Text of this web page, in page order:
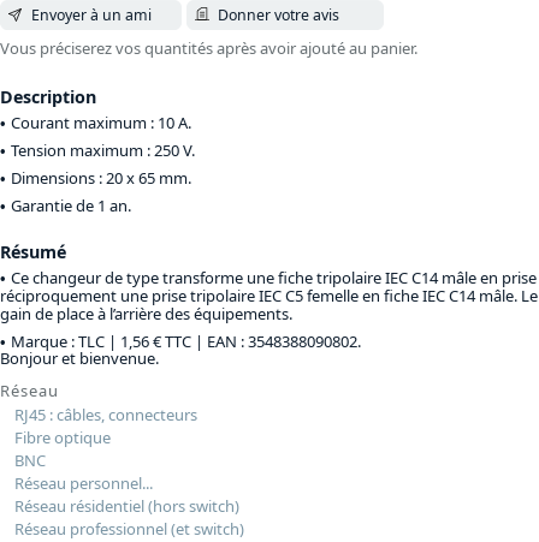
Envoyer à un ami
Donner votre avis
Vous préciserez vos quantités après avoir ajouté au panier.
Description
Courant maximum : 10 A.
Tension maximum : 250 V.
Dimensions : 20 x 65 mm.
Garantie de 1 an.
Résumé
Ce changeur de type transforme une fiche tripolaire IEC C14 mâle en prise
réciproquement une prise tripolaire IEC C5 femelle en fiche IEC C14 mâle.
gain de place à l’arrière des équipements.
Marque : TLC | 1,56 € TTC | EAN : 3548388090802.
Bonjour et bienvenue.
Réseau
RJ45 : câbles, connecteurs
Fibre optique
BNC
Réseau personnel...
Réseau résidentiel (hors switch)
Réseau professionnel (et switch)